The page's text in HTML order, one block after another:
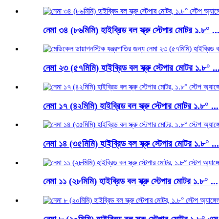
নেমা ৩৪ (৮৬মিমি) হাইব্রিড বল স্ক্রু স্টেপার মোটর ১.৮° ...
নেমা ২৩ (৫৭মিমি) হাইব্রিড বল স্ক্রু স্টেপার মোটর ১.৮°
নেমা ১৭ (৪২মিমি) হাইব্রিড বল স্ক্রু স্টেপার মোটর ১.৮° ...
নেমা ১৪ (৩৫মিমি) হাইব্রিড বল স্ক্রু স্টেপার মোটর ১.৮° ...
নেমা ১১ (২৮মিমি) হাইব্রিড বল স্ক্রু স্টেপার মোটর ১.৮° ...